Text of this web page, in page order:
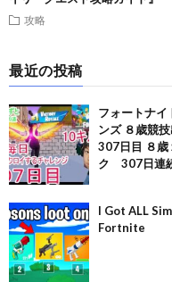
攻略
最近の投稿
フォートナイ
ンズ ８歳競
307日目 ８
ク 307日連
I Got ALL
Fortnite